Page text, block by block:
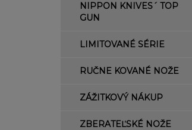
NIPPON KNIVES´ TOP
GUN
LIMITOVANÉ SÉRIE
RUČNE KOVANÉ NOŽE
ZÁŽITKOVÝ NÁKUP
ZBERATEĽSKÉ NOŽE